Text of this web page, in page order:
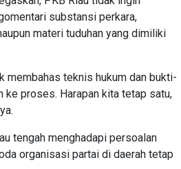
substansi perkara,
materi tuduhan yang dimiliki
membahas teknis hukum dan bukti-
ke proses. Harapan kita tetap satu,
tengah menghadapi persoalan
organisasi partai di daerah tetap